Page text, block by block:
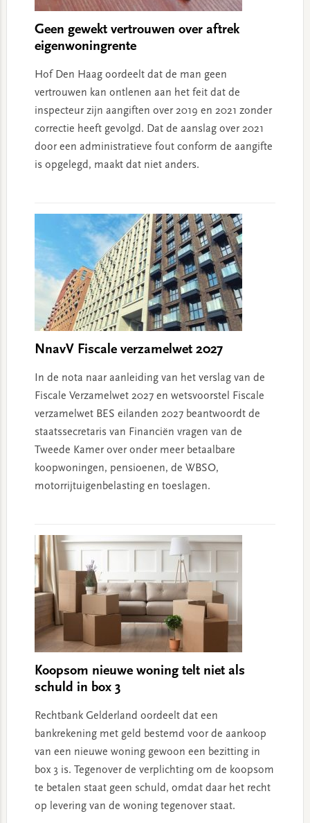
Geen gewekt vertrouwen over aftrek
eigenwoningrente
Hof Den Haag oordeelt dat de man geen
vertrouwen kan ontlenen aan het feit dat de
inspecteur zijn aangiften over 2019 en 2021 zonder
correctie heeft gevolgd. Dat de aanslag over 2021
door een administratieve fout conform de aangifte
is opgelegd, maakt dat niet anders.
NnavV Fiscale verzamelwet 2027
In de nota naar aanleiding van het verslag van de
Fiscale Verzamelwet 2027 en wetsvoorstel Fiscale
verzamelwet BES eilanden 2027 beantwoordt de
staatssecretaris van Financiën vragen van de
Tweede Kamer over onder meer betaalbare
koopwoningen, pensioenen, de WBSO,
motorrijtuigenbelasting en toeslagen.
Koopsom nieuwe woning telt niet als
schuld in box 3
Rechtbank Gelderland oordeelt dat een
bankrekening met geld bestemd voor de aankoop
van een nieuwe woning gewoon een bezitting in
box 3 is. Tegenover de verplichting om de koopsom
te betalen staat geen schuld, omdat daar het recht
op levering van de woning tegenover staat.